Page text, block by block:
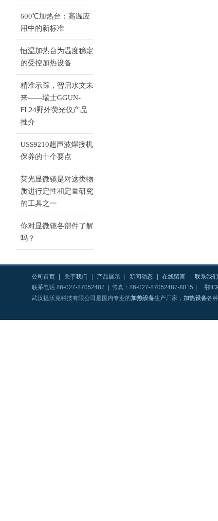
600℃加热台：高温应
用中的新标准
恒温加热台为温度稳定
的受控加热设备
精准示踪，智启水文未
来——瑞士GGUN-
FL24野外荧光仪产品
推介
USS9210超声波焊接机
保养的十个要点
荧光显微镜是对这类物
质进行定性和定量研究
的工具之一
你对显微镜各部件了解
吗？
公司首页 关于我们 产品展示 新闻动态 在线留言
联系我们
联系电话:86-027-87052487 | 传真：86-027-87052487-8015 |
鄂
武汉提沃克科技有限公司是国内专业的加热设备生产厂家， 加热设备各